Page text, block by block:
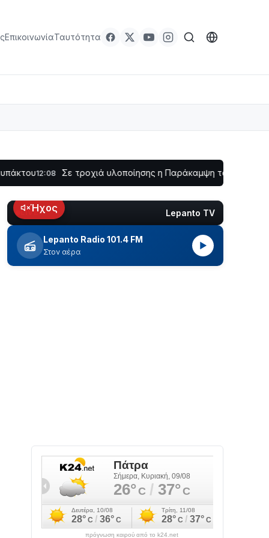
ΕπικοινωνίαΤαυτότητα
Σε τροχιά υλοποίησης η Παράκαμψη του Κέντρου της
LIVE Lepanto TV
Ήχος
Lepanto Radio 101.4 FM
Στον αέρα
▶
πρόγνωση καιρού από το k24.net